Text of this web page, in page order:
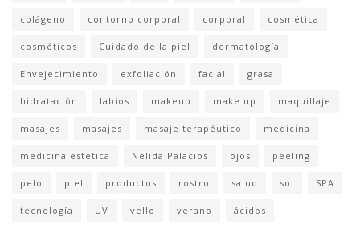
colágeno contorno corporal corporal cosmética
cosméticos Cuidado de la piel dermatología
Envejecimiento exfoliación facial grasa
hidratación labios makeup make up maquillaje
masajes masajes masaje terapéutico medicina
medicina estética Nélida Palacios ojos peeling
pelo piel productos rostro salud sol SPA
tecnología UV vello verano ácidos